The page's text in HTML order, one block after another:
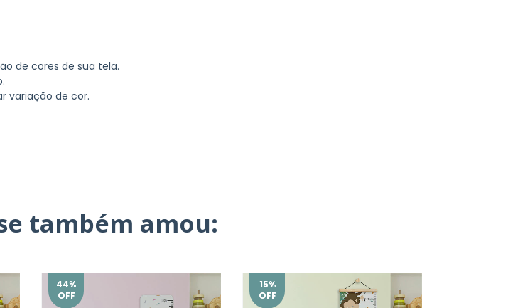
de cores de sua tela.
variação de cor.
também amou:
44%
OFF
15%
OFF